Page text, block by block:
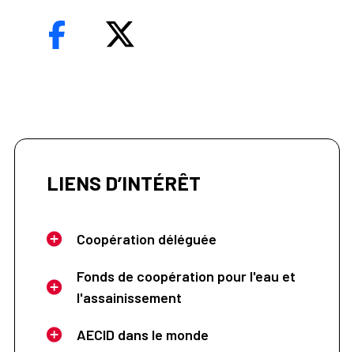
LIENS D’INTÉRÊT
Coopération déléguée
Fonds de coopération pour l'eau et
l'assainissement
AECID dans le monde